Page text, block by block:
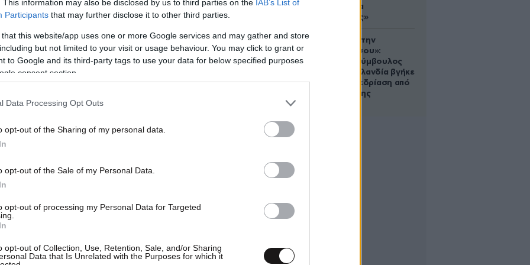
This information may also be disclosed by us to third parties on the IAB’s List of
Participants that may further disclose it to other third parties.
that this website/app uses one or more Google services and may gather and store
but not limited to your visit or usage behaviour. You may click to grant or
to Google and its third-party tags to use your data for below specified purposes
consent section.
Data Processing Opt Outs
opt-out of the Sharing of my personal data.
opt-out of the Sale of my Personal Data.
opt-out of processing my Personal Data for Targeted
opt-out of Collection, Use, Retention, Sale, and/or Sharing
Data that Is Unrelated with the Purposes for which it
part 2 of
#marriage
#grief #love #hus
σου είναι να
αδυνατίσεις»
«Βλέπουμε την
μπουγάδα σου»:
Δημοτική σύμβουλος
στη Νέα Ζηλανδία βγήκε
live σε συνεδρίαση από
το μπάνιο της